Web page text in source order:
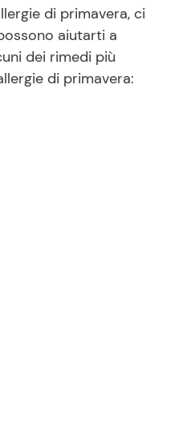
di primavera, ci
aiutarti a
dei rimedi più
di primavera: